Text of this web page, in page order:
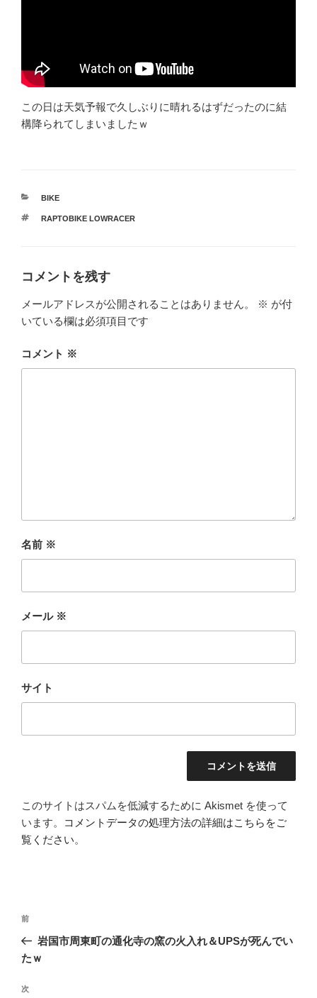
この日は天気予報で久しぶりに晴れるはずだったのに結
構降られてしまいましたｗ
カ
ゴ
BIKE
タ
RAPTOBIKE LOWRACER
コメントを残す
メールアドレスが公開されることはありません。 ※ が付
いている欄は必須項目です
コメント ※
名前 ※
メール ※
サイト
このサイトはスパムを低減するために Akismet を使って
います。
コメントデータの処理方法の詳細はこちらをご
覧ください。
投
ナ
ゲ
前
の
投
前
岩国市周東町の通化寺の窯の火入れ＆UPSが死んでい
たｗ
次
次